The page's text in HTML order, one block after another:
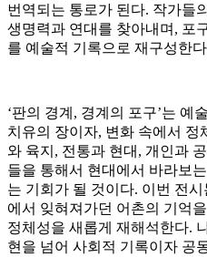
번역되는 통로가 된다. 작가들
생명력과 연대를 찾아내며, 포
를 예술적 기록으로 재구성한
‘판의 경계, 경계의 포구’는 예
치유의 장이자, 변화 속에서
와 육지, 전통과 현대, 개인과
들을 통해서 현대에서 바라보
는 기회가 될 것이다. 이번 전
에서 잊혀져가던 어촌의 기억
정체성을 새롭게 재해석한다.
현을 넘어 사회적 기록이자 공